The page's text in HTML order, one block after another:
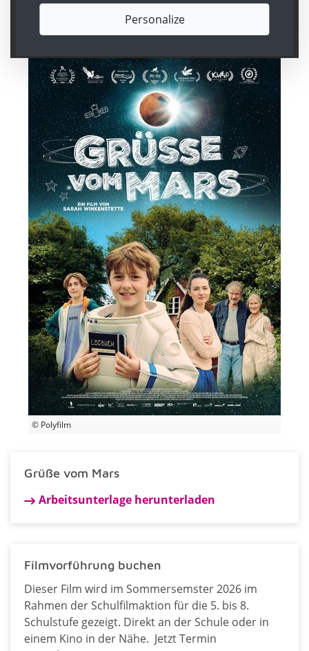
© Polyfilm
Grüße vom Mars
Arbeitsunterlage herunterladen
Filmvorführung buchen
Dieser Film wird im Sommersemster 2026 im
Rahmen der Schulfilmaktion für die 5. bis 8.
Schulstufe gezeigt. Direkt an der Schule oder in
einem Kino in der Nähe. Jetzt Termin
Personalize